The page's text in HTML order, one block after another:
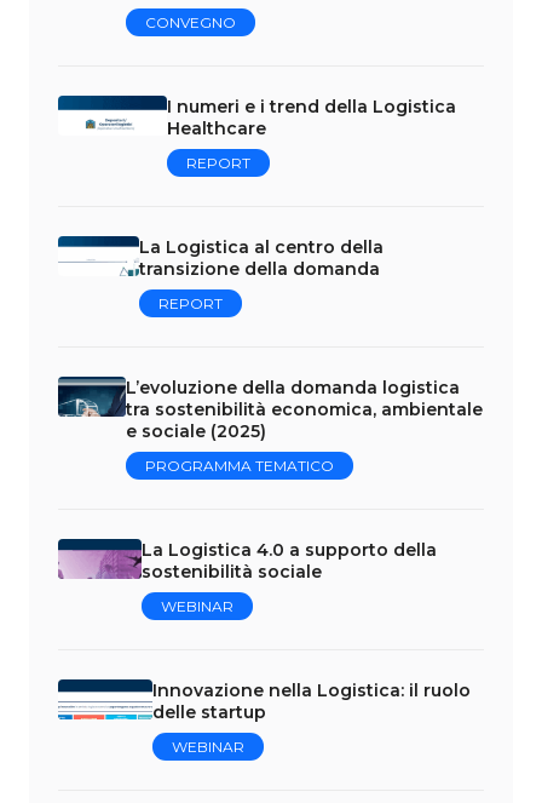
CONVEGNO
I numeri e i trend della Logistica
Healthcare
REPORT
La Logistica al centro della
transizione della domanda
REPORT
L’evoluzione della domanda logistica
tra sostenibilità economica, ambientale
e sociale (2025)
PROGRAMMA TEMATICO
La Logistica 4.0 a supporto della
sostenibilità sociale
WEBINAR
Innovazione nella Logistica: il ruolo
delle startup
WEBINAR